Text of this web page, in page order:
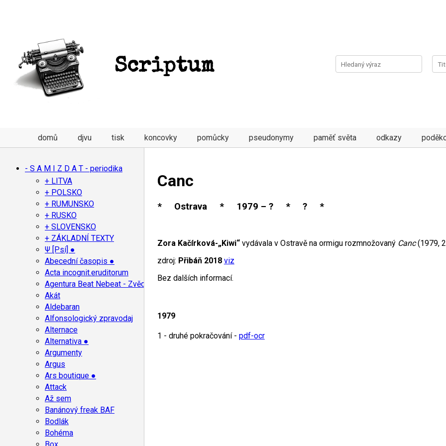
Scriptum
domů djvu tisk koncovky pomůcky pseudonymy paměť světa odkazy
- S A M I Z D A T - periodika
+ LITVA
+ POLSKO
+ RUMUNSKO
+ RUSKO
+ SLOVENSKO
+ ZÁKLADNÍ TEXTY
Ψ [Psí] ●
Abecední časopis ●
Acta incognit.eruditorum
Agentura Beat Nebeat - Zvěd
Akát
Aldebaran
Alfonsologický zpravodaj
Alternace
Alternativa ●
Argumenty
Argus
Ars boutique ●
Attack
Až sem
Banánový freak BAF
Bodlák
Bohéma
Canc
* Ostrava * 1979 – ? * ? *
Zora Kačírková-„Kiwi“vydávala v Ostravě na ormigu rozmnožovaný Canc(1979,
zdroj: Přibáň 2018 viz
Bez dalších informací.
1979
1 - druhé pokračování - pdf-ocr